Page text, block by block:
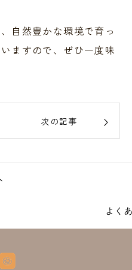
自然豊かな環境で育っ
ますので、ぜひ一度味
次の記事
よく